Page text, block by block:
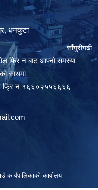
धनकुटा
४०००६८ साँगुरीगढी
फ्रि न बाट आफ्नाे समस्या
साथमा
फ्रि न १६६०२५५६६६६
कार्यपालिकाको कार्यालय